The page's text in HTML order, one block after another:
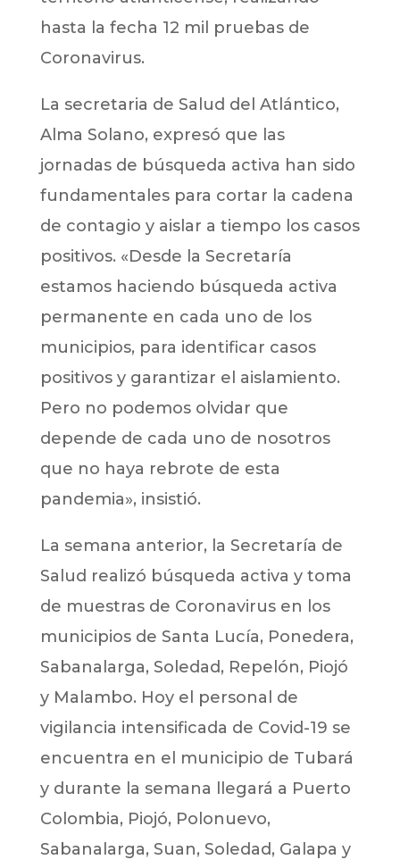
hasta la fecha 12 mil pruebas de
Coronavirus.
La secretaria de Salud del Atlántico,
Alma Solano, expresó que las
jornadas de búsqueda activa han sido
fundamentales para cortar la cadena
de contagio y aislar a tiempo los casos
positivos. «Desde la Secretaría
estamos haciendo búsqueda activa
permanente en cada uno de los
municipios, para identificar casos
positivos y garantizar el aislamiento.
Pero no podemos olvidar que
depende de cada uno de nosotros
que no haya rebrote de esta
pandemia», insistió.
La semana anterior, la Secretaría de
Salud realizó búsqueda activa y toma
de muestras de Coronavirus en los
municipios de Santa Lucía, Ponedera,
Sabanalarga, Soledad, Repelón, Piojó
y Malambo. Hoy el personal de
vigilancia intensificada de Covid-19 se
encuentra en el municipio de Tubará
y durante la semana llegará a Puerto
Colombia, Piojó, Polonuevo,
Sabanalarga, Suan, Soledad, Galapa y